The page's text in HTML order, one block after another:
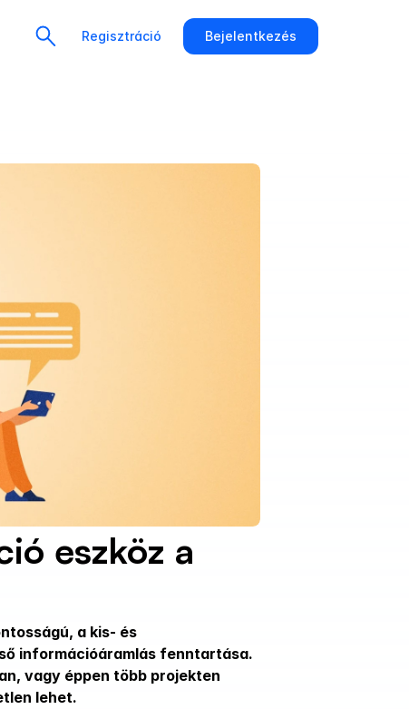
Regisztráció Bejelentkezés
eszköz a
a kis- és
információáramlás fenntartása.
vagy éppen több projekten
lehet.